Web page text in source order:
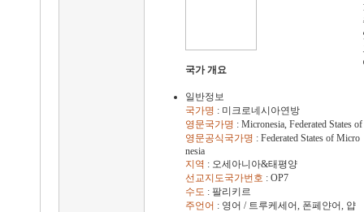
국가 개요
일반정보
국가명 : 미크로네시아연방
영문국가명 : Micronesia, Federated States of
영문공식국가명 : Federated States of Micro
nesia
지역 : 오세아니아&태평양
선교지도국가번호 : OP7
수도 : 팔리키르
주언어 : 영어 / 트루케세어, 폰페얀어, 얍